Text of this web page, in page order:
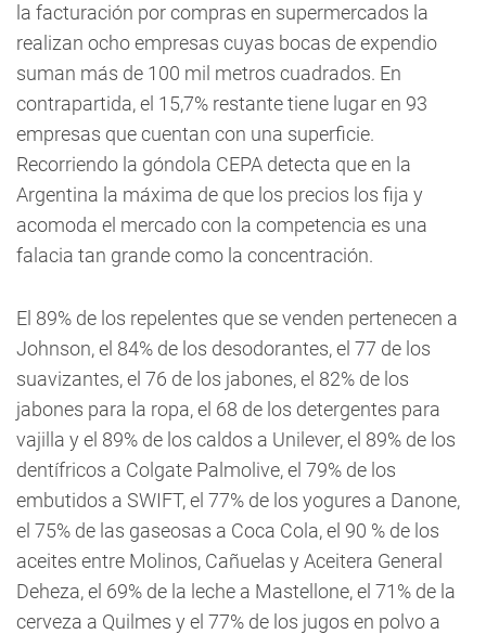
la facturación por compras en supermercados la
realizan ocho empresas cuyas bocas de expendio
suman más de 100 mil metros cuadrados. En
contrapartida, el 15,7% restante tiene lugar en 93
empresas que cuentan con una superficie.
Recorriendo la góndola CEPA detecta que en la
Argentina la máxima de que los precios los fija y
acomoda el mercado con la competencia es una
falacia tan grande como la concentración.
El 89% de los repelentes que se venden pertenecen a
Johnson, el 84% de los desodorantes, el 77 de los
suavizantes, el 76 de los jabones, el 82% de los
jabones para la ropa, el 68 de los detergentes para
vajilla y el 89% de los caldos a Unilever, el 89% de los
dentífricos a Colgate Palmolive, el 79% de los
embutidos a SWIFT, el 77% de los yogures a Danone,
el 75% de las gaseosas a Coca Cola, el 90 % de los
aceites entre Molinos, Cañuelas y Aceitera General
Deheza, el 69% de la leche a Mastellone, el 71% de la
cerveza a Quilmes y el 77% de los jugos en polvo a